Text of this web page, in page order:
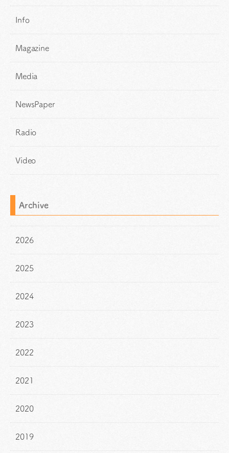
Info
Magazine
Media
NewsPaper
Radio
Video
Archive
2026
2025
2024
2023
2022
2021
2020
2019